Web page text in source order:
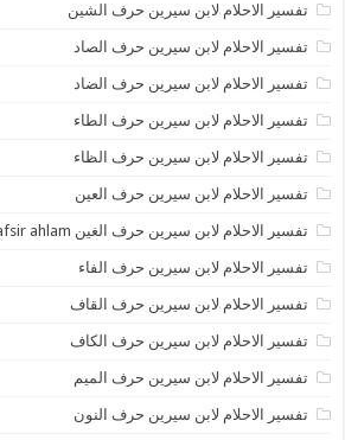
تفسير الاحلام لابن سيرين حرف الشين
تفسير الاحلام لابن سيرين حرف الصاد
تفسير الاحلام لابن سيرين حرف الضاد
تفسير الاحلام لابن سيرين حرف الطاء
تفسير الاحلام لابن سيرين حرف الظاء
تفسير الاحلام لابن سيرين حرف العين
تفسير الاحلام لابن سيرين حرف الغين tafsir ahlam
تفسير الاحلام لابن سيرين حرف الفاء
تفسير الاحلام لابن سيرين حرف القاف
تفسير الاحلام لابن سيرين حرف الكاف
تفسير الاحلام لابن سيرين حرف الميم
تفسير الاحلام لابن سيرين حرف النون